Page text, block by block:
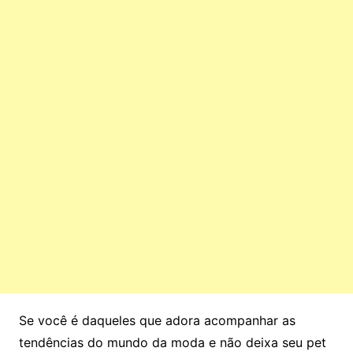
Se você é daqueles que adora acompanhar as
tendências do mundo da moda e não deixa seu pet